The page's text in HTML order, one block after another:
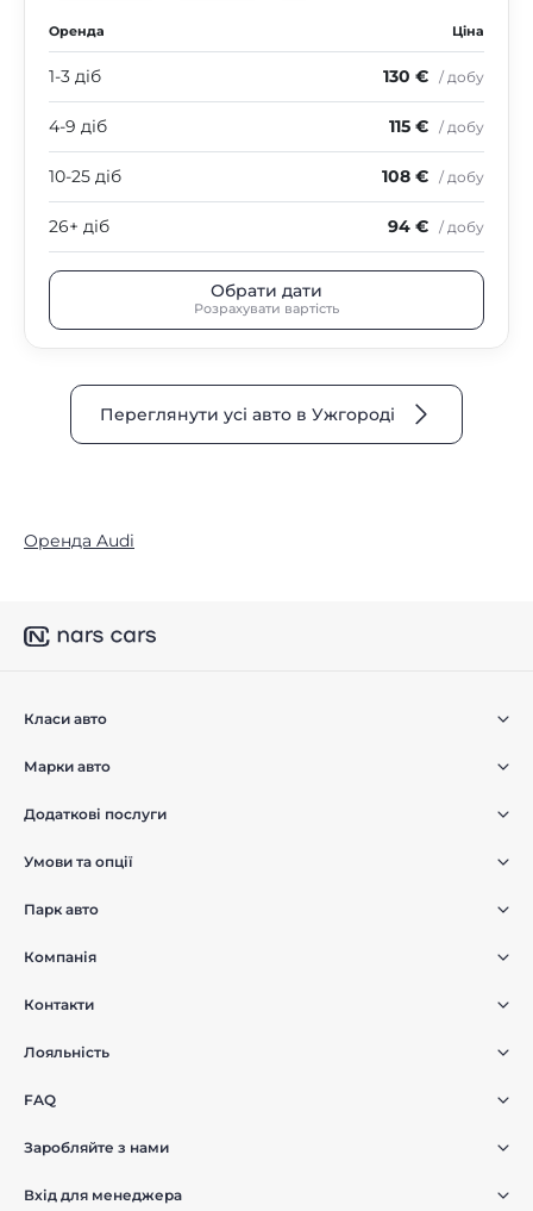
Оренда Ціна
1-3 діб 130 € / добу
4-9 діб 115 € / добу
10-25 діб 108 € / добу
26+ діб 94 € / добу
Обрати дати
Розрахувати вартість
Переглянути усі авто в Ужгороді
Оренда Audi
Класи авто
Марки авто
Додаткові послуги
Умови та опції
Парк авто
Компанія
Контакти
Лояльність
FAQ
Заробляйте з нами
Вхід для менеджера